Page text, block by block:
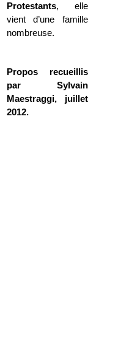
Protestants, elle
vient d’une famille
nombreuse.
Propos recueillis
par Sylvain
Maestraggi, juillet
2012.